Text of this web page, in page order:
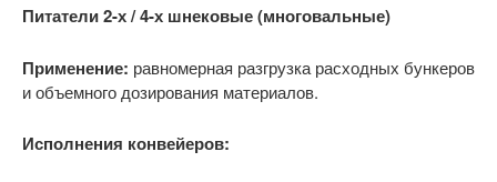
Питатели 2-х / 4-х шнековые (многовальные)
Применение: равномерная разгрузка расходных бункеров
и объемного дозирования материалов.
Исполнения конвейеров: